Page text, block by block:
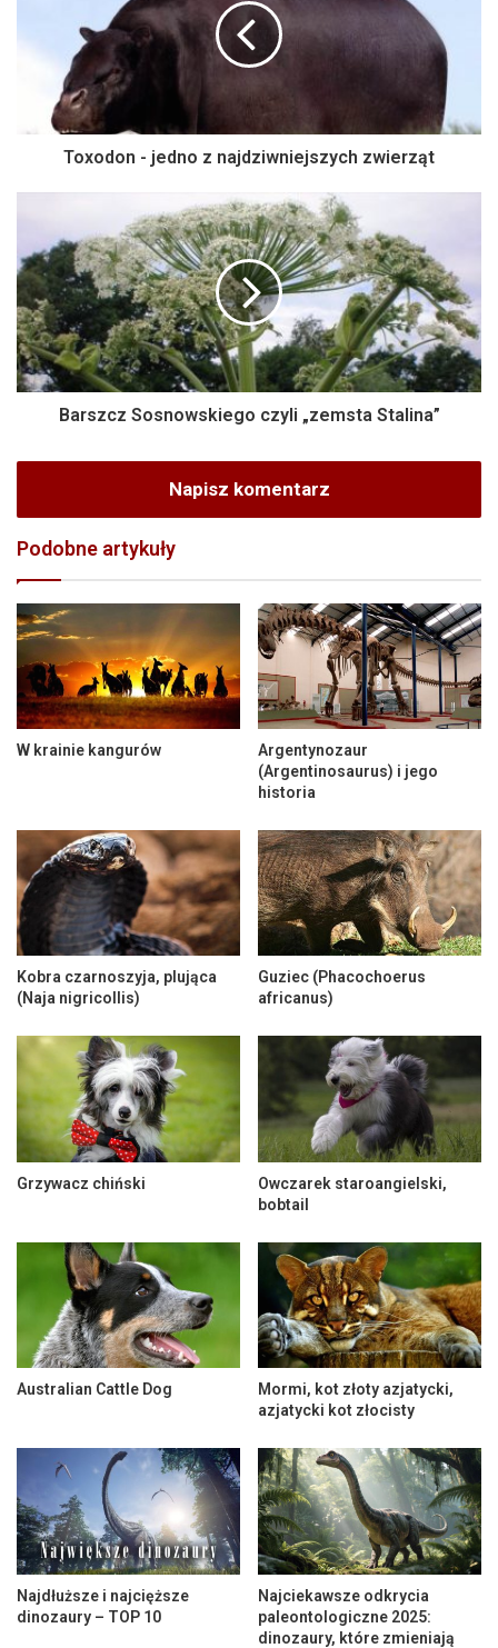
Toxodon - jedno z najdziwniejszych zwierząt
Barszcz Sosnowskiego czyli „zemsta Stalina”
Napisz komentarz
Podobne artykuły
W krainie kangurów
Argentynozaur
(Argentinosaurus) i jego
historia
Kobra czarnoszyja, plująca
(Naja nigricollis)
Guziec (Phacochoerus
africanus)
Grzywacz chiński
Owczarek staroangielski,
bobtail
Australian Cattle Dog
Mormi, kot złoty azjatycki,
azjatycki kot złocisty
Najdłuższe i najcięższe
dinozaury – TOP 10
Najciekawsze odkrycia
paleontologiczne 2025:
dinozaury, które zmieniają